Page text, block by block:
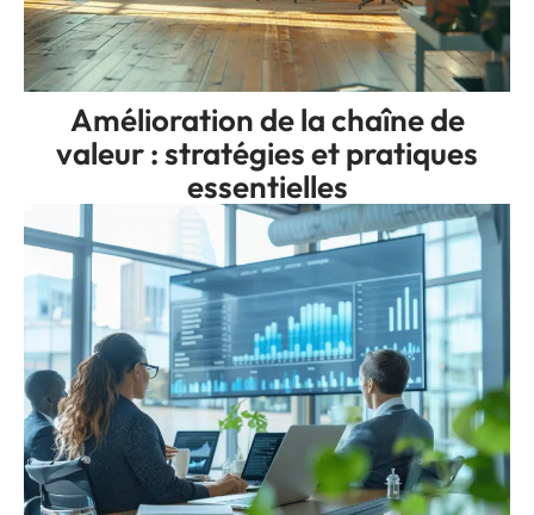
Amélioration de la chaîne de
valeur : stratégies et pratiques
essentielles